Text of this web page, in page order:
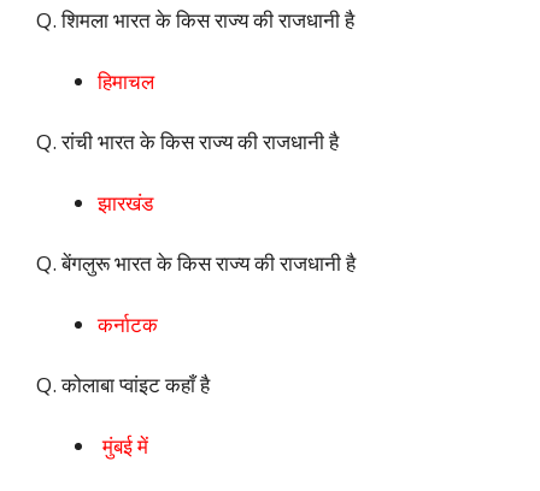
Q. शिमला भारत के किस राज्य की राजधानी है
हिमाचल
Q. रांची भारत के किस राज्य की राजधानी है
झारखंड
Q. बेंगलुरू भारत के किस राज्य की राजधानी है
कर्नाटक
Q.कोलाबा प्वांइट कहाँ है
मुंबई में